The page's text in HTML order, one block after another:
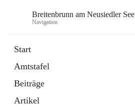
Breitenbrunn am Neusiedler See
Navigation
Start
Amtstafel
Beiträge
Artikel
18 Schnellzugriffe
Gemeindeservice